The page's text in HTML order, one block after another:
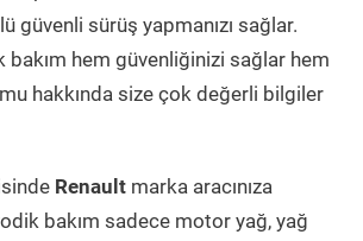
güvenli sürüş yapmanızı sağlar.
bakım hem güvenliğinizi sağlar hem
hakkında size çok değerli bilgiler
Renault marka aracınıza
bakım sadece motor yağ, yağ